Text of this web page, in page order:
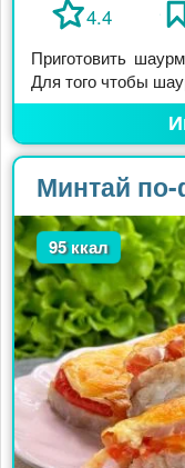
4.4
Приготовить
Для того чтобы
Минтай по-
95 ккал